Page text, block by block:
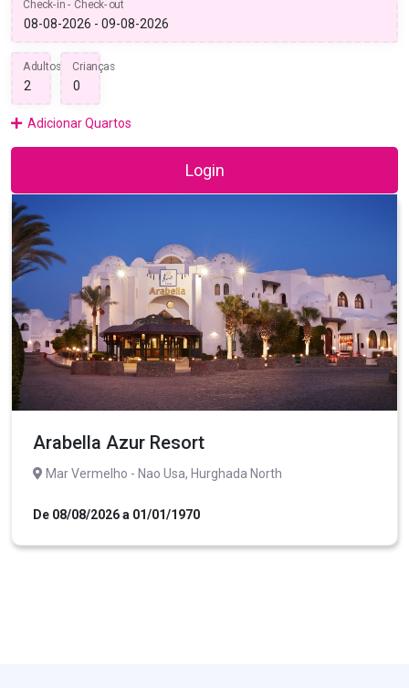
Check-in - Check-out
Adultos Crianças
Adicionar Quartos
Login
Arabella Azur Resort
Mar Vermelho - Nao Usa, Hurghada North
De 08/08/2026 a 01/01/1970